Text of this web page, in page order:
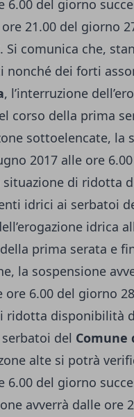
del giorno
21.00 del giorno
Si comunica che,
nonché dei forti
, l’interruzione
corso della prima
sottoelencate, la
2017 alle ore
situazione di ridotta
idrici ai serbatoi
idrica
prima serata e
la sospensione
6.00 del giorno
ridotta disponibilità
del Comune
alte si potrà
del giorno
avverrà dalle ore